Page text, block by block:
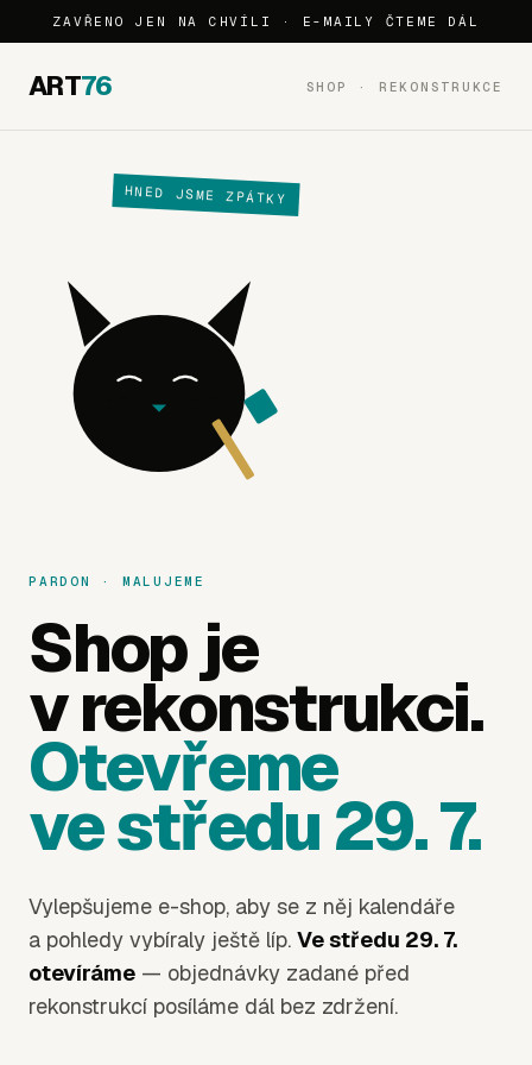
ZAVŘENO JEN NA CHVÍLI · E-MAILY ČTEME DÁL
ART76 SHOP · REKONSTRUKCE
PARDON · MALUJEME
Shop je
v rekonstrukci.
Otevřeme
ve středu 29. 7.
Vylepšujeme e-shop, aby se z něj kalendáře
a pohledy vybíraly ještě líp. Ve středu 29. 7.
otevíráme — objednávky zadané před
rekonstrukcí posíláme dál bez zdržení.
HNED JSME ZPÁTKY